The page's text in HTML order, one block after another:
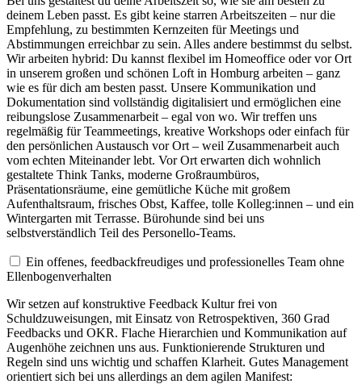
deinem Leben passt. Es gibt keine starren Arbeitszeiten – nur die
Empfehlung, zu bestimmten Kernzeiten für Meetings und
Abstimmungen erreichbar zu sein. Alles andere bestimmst du selbst.
Wir arbeiten hybrid: Du kannst flexibel im Homeoffice oder vor Ort
in unserem großen und schönen Loft in Homburg arbeiten – ganz
wie es für dich am besten passt. Unsere Kommunikation und
Dokumentation sind vollständig digitalisiert und ermöglichen eine
reibungslose Zusammenarbeit – egal von wo. Wir treffen uns
regelmäßig für Teammeetings, kreative Workshops oder einfach für
den persönlichen Austausch vor Ort – weil Zusammenarbeit auch
vom echten Miteinander lebt. Vor Ort erwarten dich wohnlich
gestaltete Think Tanks, moderne Großraumbüros,
Präsentationsräume, eine gemütliche Küche mit großem
Aufenthaltsraum, frisches Obst, Kaffee, tolle Kolleg:innen – und ein
Wintergarten mit Terrasse. Bürohunde sind bei uns
selbstverständlich Teil des Personello-Teams.
Ein offenes, feedbackfreudiges und professionelles Team ohne
Ellenbogenverhalten
Wir setzen auf konstruktive Feedback Kultur frei von
Schuldzuweisungen, mit Einsatz von Retrospektiven, 360 Grad
Feedbacks und OKR. Flache Hierarchien und Kommunikation auf
Augenhöhe zeichnen uns aus. Funktionierende Strukturen und
Regeln sind uns wichtig und schaffen Klarheit. Gutes Management
orientiert sich bei uns allerdings an dem agilen Manifest: